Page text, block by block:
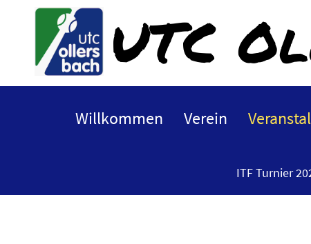
UTC
Willkommen Verein
ITF Turnier